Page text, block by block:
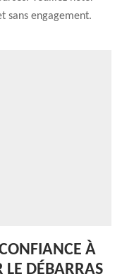
sans engagement.
À
LE DÉBARRAS